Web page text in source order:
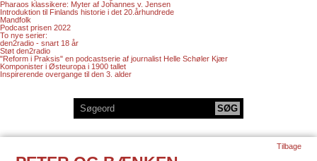
Pharaos klassikere: Myter af Johannes v. Jensen
Introduktion til Finlands historie i det 20.århundrede
Mandfolk
Podcast prisen 2022
To nye serier:
den2radio - snart 18 år
Støt den2radio
"Reform i Praksis" en podcastserie af journalist Helle Schøler Kjær
Komponister i Østeuropa i 1900 tallet
Inspirerende overgange til den 3. alder
Tilbage